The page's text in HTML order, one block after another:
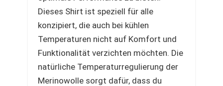
Dieses Shirt ist speziell für alle
konzipiert, die auch bei kühlen
Temperaturen nicht auf Komfort und
Funktionalität verzichten möchten. Die
natürliche Temperaturregulierung der
Merinowolle sorgt dafür, dass du